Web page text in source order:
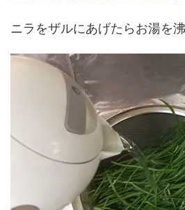
ニラをザルにあげたらお湯を沸